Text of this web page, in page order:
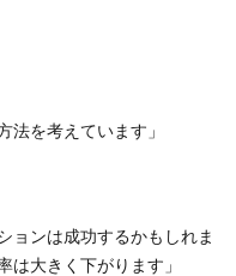
法を考えています」
ョンは成功するかもしれま
は大きく下がります」